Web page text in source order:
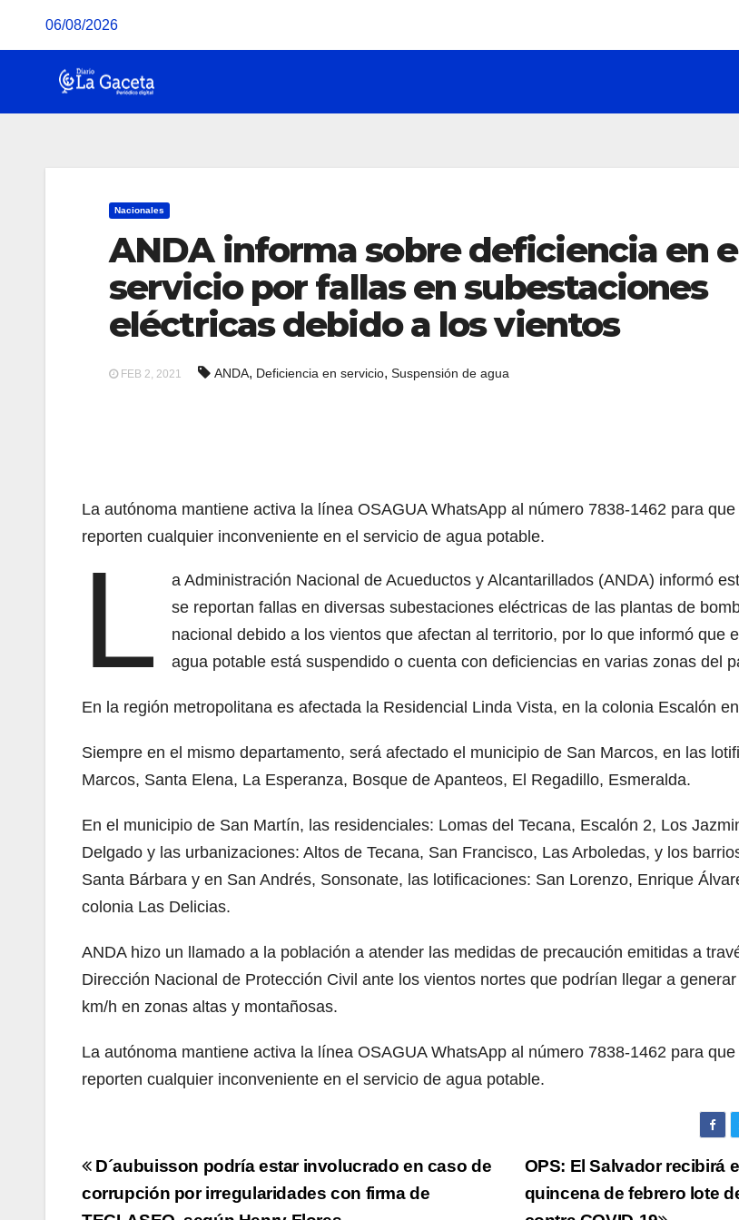
06/08/2026
Nacionales
ANDA informa sobre deficiencia en
servicio por fallas en subestaciones
eléctricas debido a los vientos
FEB 2, 2021 ANDA, Deficiencia en servicio, Suspensión de agua
La autónoma mantiene activa la línea OSAGUA WhatsApp al número 7838-1462 para
reporten cualquier inconveniente en el servicio de agua potable.
L
a Administración Nacional de Acueductos y Alcantarillados (ANDA) informó
se reportan fallas en diversas subestaciones eléctricas de las plantas de
nacional debido a los vientos que afectan al territorio, por lo que informó que
agua potable está suspendido o cuenta con deficiencias en varias zonas del
En la región metropolitana es afectada la Residencial Linda Vista, en la colonia Escalón
Siempre en el mismo departamento, será afectado el municipio de San Marcos, en las
Marcos, Santa Elena, La Esperanza, Bosque de Apanteos, El Regadillo, Esmeralda.
En el municipio de San Martín, las residenciales: Lomas del Tecana, Escalón 2, Los
Delgado y las urbanizaciones: Altos de Tecana, San Francisco, Las Arboledas, y los
Santa Bárbara y en San Andrés, Sonsonate, las lotificaciones: San Lorenzo, Enrique
colonia Las Delicias.
ANDA hizo un llamado a la población a atender las medidas de precaución emitidas a
Dirección Nacional de Protección Civil ante los vientos nortes que podrían llegar a
km/h en zonas altas y montañosas.
La autónoma mantiene activa la línea OSAGUA WhatsApp al número 7838-1462 para
reporten cualquier inconveniente en el servicio de agua potable.
Navegación
de
OPS: El Salvador recibirá
quincena de febrero lote
D´aubuisson podría estar involucrado en caso de
corrupción por irregularidades con firma de